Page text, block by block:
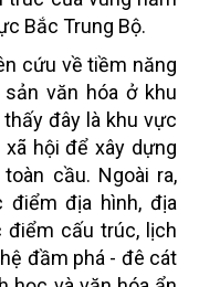
Bắc Trung Bộ.
cứu về tiềm năng
văn hóa ở khu
đây là khu vực
hội để xây dựng
cầu. Ngoài ra,
điểm địa hình, địa
điểm cấu trúc, lịch
đầm phá - đê cát